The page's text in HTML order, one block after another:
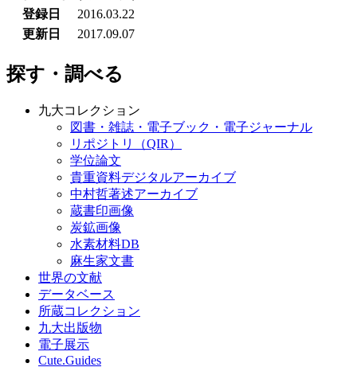
登録日
2016.03.22
更新日
2017.09.07
探す・調べる
九大コレクション
図書・雑誌・電子ブック・電子ジャーナル
リポジトリ（QIR）
学位論文
貴重資料デジタルアーカイブ
中村哲著述アーカイブ
蔵書印画像
炭鉱画像
水素材料DB
麻生家文書
世界の文献
データベース
所蔵コレクション
九大出版物
電子展示
Cute.Guides